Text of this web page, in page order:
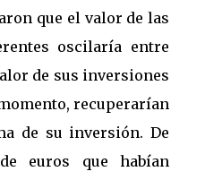
que el valor de las
oscilaría entre
de sus inversiones
recuperarían
de su inversión. De
euros que habían